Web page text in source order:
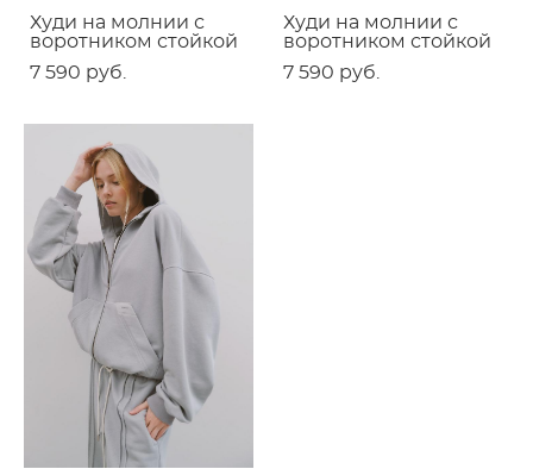
Худи на молнии с
воротником стойкой
7 590 pуб.
Худи на молнии с
воротником стойкой
7 590 pуб.